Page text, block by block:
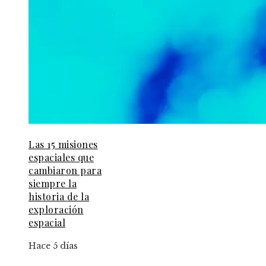
Las 15 misiones
espaciales que
cambiaron para
siempre la
historia de la
exploración
espacial
Hace 5 días